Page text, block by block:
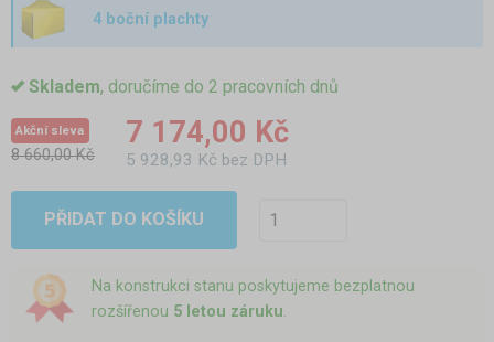
4 boční plachty
Skladem, doručíme do 2 pracovních dnů
Akční sleva
8 660,00 Kč
7 174,00 Kč
5 928,93 Kč bez DPH
PŘIDAT DO KOŠÍKU
Na konstrukci stanu poskytujeme bezplatnou
rozšířenou 5 letou záruku.